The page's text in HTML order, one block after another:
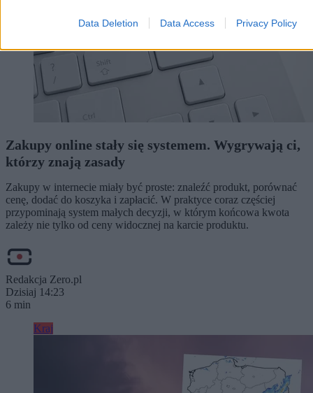
Data Deletion Data Access Privacy Policy
Zakupy online stały się systemem. Wygrywają ci,
którzy znają zasady
Zakupy w internecie miały być proste: znaleźć produkt, porównać
cenę, dodać do koszyka i zapłacić. W praktyce coraz częściej
przypominają system małych decyzji, w którym końcowa kwota
zależy nie tylko od ceny widocznej na karcie produktu.
Redakcja Zero.pl
Dzisiaj 14:23
6 min
Kraj